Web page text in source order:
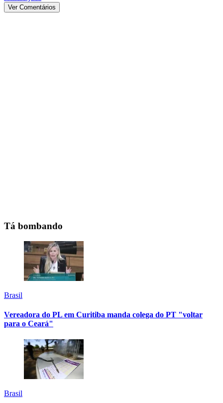
Ver Comentários
Tá bombando
Brasil
Vereadora do PL em Curitiba manda colega do PT "voltar
para o Ceará"
Brasil